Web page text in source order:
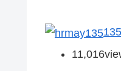
11,016